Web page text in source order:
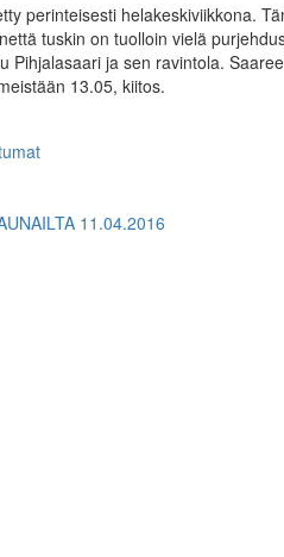
perinteisesti helakeskiviikkona.
tuskin on tuolloin vielä
Pihjalasaari ja sen ravintola.
13.05, kiitos.
11.04.2016